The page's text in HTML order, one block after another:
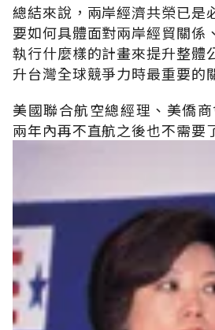
總結來說，兩岸經濟共榮已是
要如何具體面對兩岸經貿關係
執行什麼樣的計畫來提升整體
升台灣全球競爭力時最重要的
美國聯合航空總經理、美僑
兩年內再不直航之後也不需要